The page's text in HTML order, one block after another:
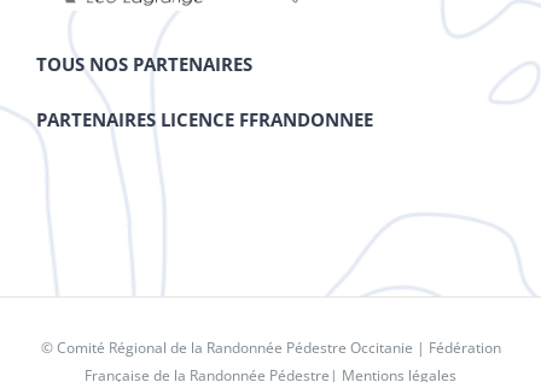
TOUS NOS PARTENAIRES
PARTENAIRES LICENCE FFRANDONNEE
© Comité Régional de la Randonnée Pédestre Occitanie | Fédération
Française de la Randonnée Pédestre | Mentions légales